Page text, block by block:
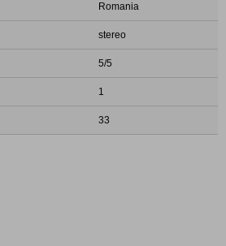
Romania
stereo
5/5
1
33